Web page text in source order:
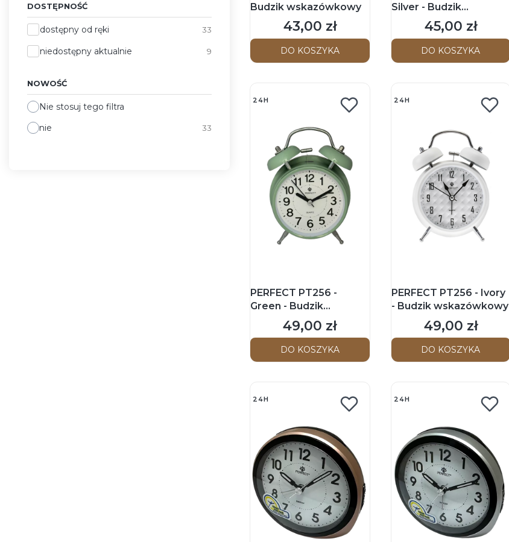
DOSTĘPNOŚĆ
Dostępność
dostępny od ręki 33
niedostępny aktualnie 9
NOWOŚĆ
Nie stosuj tego filtra
nie
33
Budzik wskazówkowy
Cena
43,00 zł
DO KOSZYKA
Silver - Budzik
wskazówkowy
Cena
45,00 zł
DO KOSZYKA
24H
PERFECT PT256 -
Green - Budzik
wskazówkowy
Cena
49,00 zł
DO KOSZYKA
24H
PERFECT PT256 - Ivory
- Budzik wskazówkowy
Cena
49,00 zł
DO KOSZYKA
24H 24H